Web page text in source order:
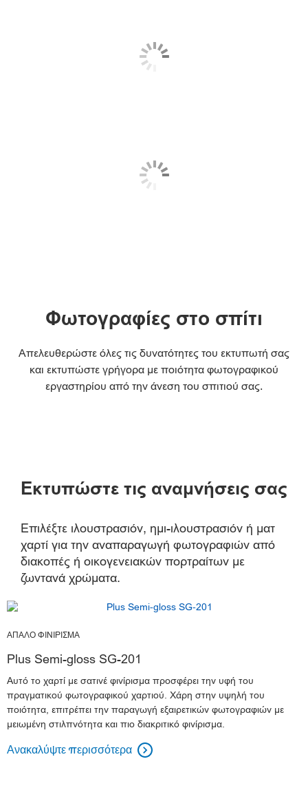
Φωτογραφίες στο σπίτι
Απελευθερώστε όλες τις δυνατότητες του εκτυπωτή σας
και εκτυπώστε γρήγορα με ποιότητα φωτογραφικού
εργαστηρίου από την άνεση του σπιτιού σας.
Εκτυπώστε τις αναμνήσεις σας
Επιλέξτε ιλουστρασιόν, ημι-ιλουστρασιόν ή ματ
χαρτί για την αναπαραγωγή φωτογραφιών από
διακοπές ή οικογενειακών πορτραίτων με
ζωντανά χρώματα.
ΑΠΑΛΟ ΦΙΝΙΡΙΣΜΑ
Plus Semi-gloss SG-201
Αυτό το χαρτί με σατινέ φινίρισμα προσφέρει την υφή του
πραγματικού φωτογραφικού χαρτιού. Χάρη στην υψηλή του
ποιότητα, επιτρέπει την παραγωγή εξαιρετικών φωτογραφιών με
μειωμένη στιλπνότητα και πιο διακριτικό φινίρισμα.
Ανακαλύψτε περισσότερα
